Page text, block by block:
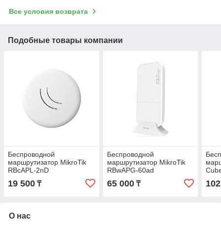
Все условия возврата
Подобные товары компании
Беспроводной
маршрутизатор MikroTik
RBcAPL-2nD
19 500 ₸
Беспроводной
маршрутизатор MikroTik
RBwAPG-60ad
65 000₸
О нас